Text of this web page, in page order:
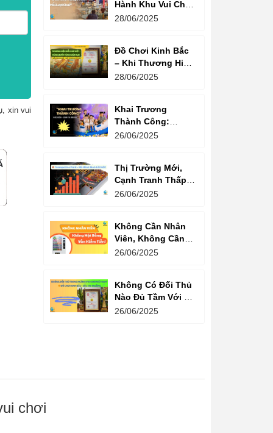
xin vui
Hành Khu Vui Chơi
3 Thế Hệ – Tối Đa
28/06/2025
Đồ Chơi Kinh Bắc
– Khi Thương Hiệu
Vững Mạnh Bắt
28/06/2025
Khai Trương
Thành Công:
Khách Nườm
Quyết Là Gì?
26/06/2025
Thị Trường Mới,
Cạnh Tranh Thấp –
Trampoline Park Là
26/06/2025
Không Cần Nhân
Viên, Không Cần
Cửa Hàng – Chỉ
26/06/2025
Không Có Đối Thủ
Nào Đủ Tầm Với Đồ
Chơi Kinh Bắc
26/06/2025
chơi